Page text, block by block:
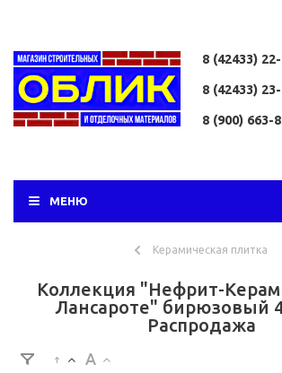
8 (42433)
8 (42433)
8 (900) 663-
МЕНЮ
Керамическая плитка
Коллекция "Нефрит-
Лансароте" бирюзовый
Распродажа